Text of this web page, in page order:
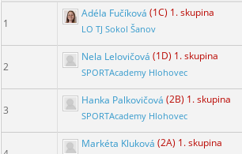
1
Adéla Fučíková (1C) 1. skupina
LO TJ Sokol Šanov
2
Nela Lelovičová (1D) 1. skupina
SPORTAcademy Hlohovec
3
Hanka Palkovičová (2B) 1. skupina
SPORTAcademy Hlohovec
Markéta Kluková (2A) 1. skupina